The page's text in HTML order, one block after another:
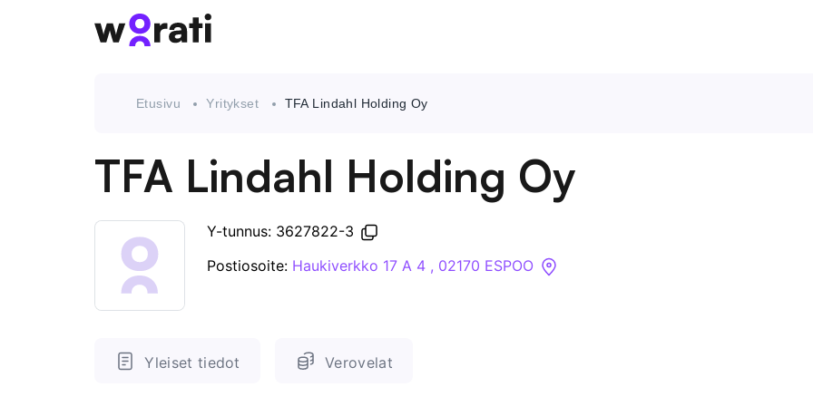
Tietoa meistä
Etusivu Yritykset TFA Lindahl Holding Oy
TFA Lindahl Holding Oy
Y-tunnus: 3627822-3
Postiosoite: Haukiverkko 17 A 4 , 02170 ESPOO
Yleiset tiedot Verovelat